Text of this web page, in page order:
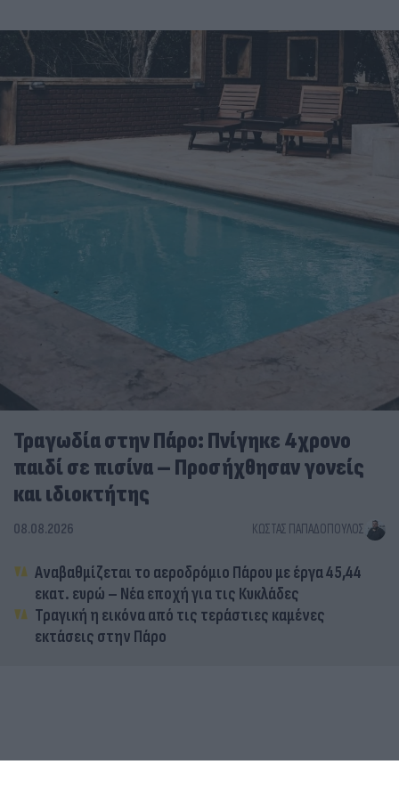
Τραγωδία στην Πάρο: Πνίγηκε 4χρονο
παιδί σε πισίνα – Προσήχθησαν γονείς
και ιδιοκτήτης
08.08.2026 ΚΏΣΤΑΣ ΠΑΠΑΔΌΠΟΥΛΟΣ
Αναβαθμίζεται το αεροδρόμιο Πάρου με έργα 45,44
εκατ. ευρώ – Νέα εποχή για τις Κυκλάδες
Τραγική η εικόνα από τις τεράστιες καμένες
εκτάσεις στην Πάρο